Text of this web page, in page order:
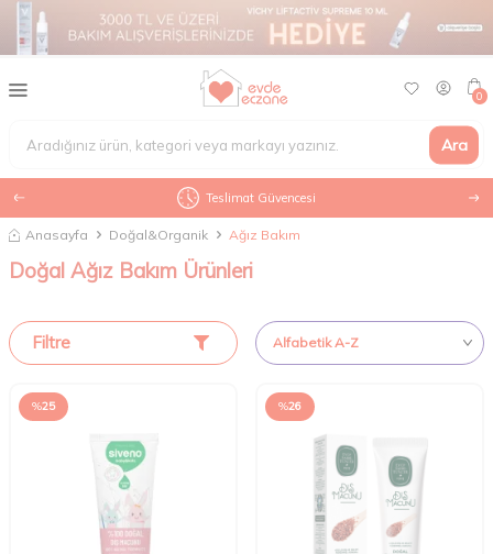
Ara
0
Teslimat Güvencesi
Anasayfa Doğal&Organik Ağız Bakım
Doğal Ağız Bakım Ürünleri
Filtre
%25 %26